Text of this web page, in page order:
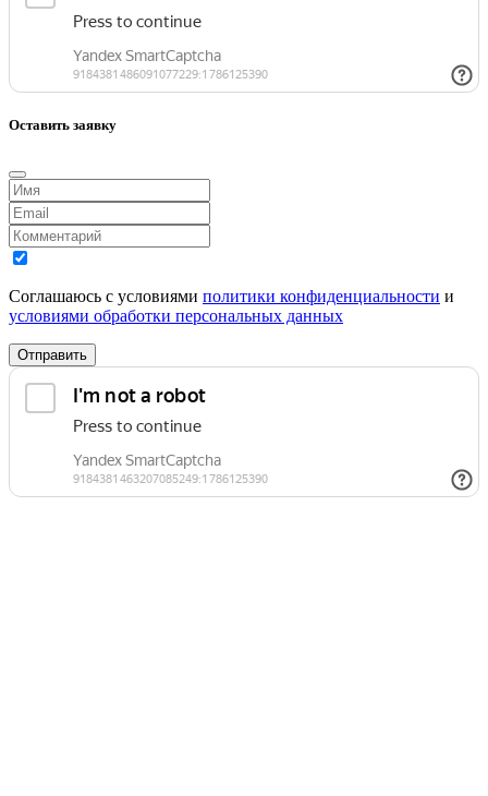
Оставить заявку
Соглашаюсь с условиями политики конфиденциальности и
условиями обработки персональных данных
Отправить